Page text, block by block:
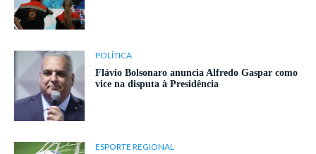
POLÍTICA
Flávio Bolsonaro anuncia Alfredo Gaspar como
vice na disputa à Presidência
ESPORTE REGIONAL